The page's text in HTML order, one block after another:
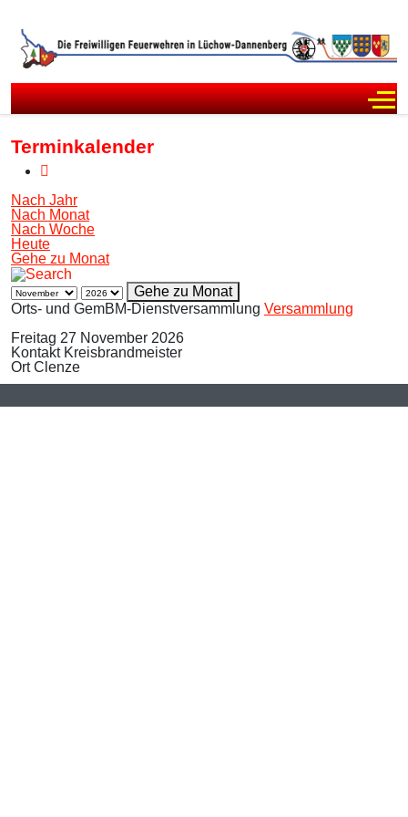
Terminkalender
Nach Jahr
Nach Monat
Nach Woche
Heute
Gehe zu Monat
Gehe zu Monat
Orts- und GemBM-Dienstversammlung Versammlung
Freitag 27 November 2026
Kontakt Kreisbrandmeister
OrtClenze